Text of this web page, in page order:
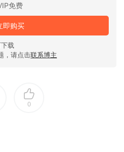
免费
即购买
载
，请点击联系博主
0